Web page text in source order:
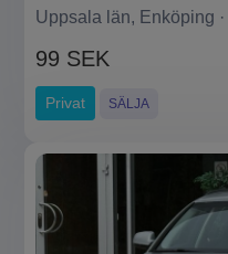
Uppsala län, Enköping ·
99 SEK
Privat SÄLJA